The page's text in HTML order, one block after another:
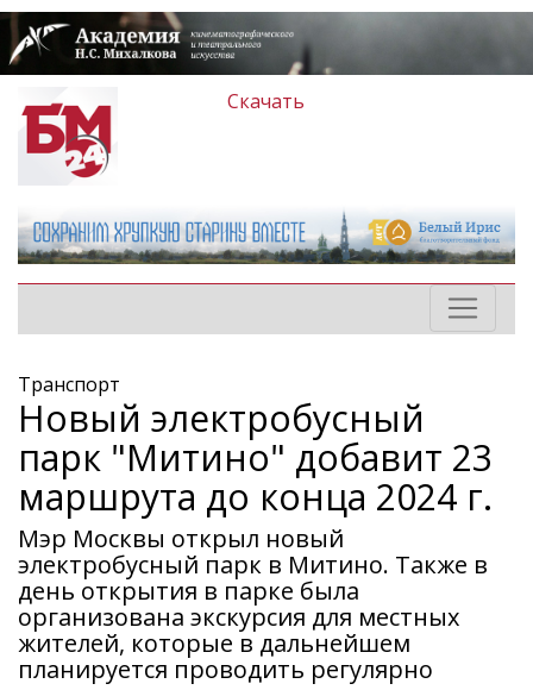
Скачать
Транспорт
Новый электробусный
парк "Митино" добавит 23
маршрута до конца 2024 г.
Мэр Москвы открыл новый
электробусный парк в Митино. Также в
день открытия в парке была
организована экскурсия для местных
жителей, которые в дальнейшем
планируется проводить регулярно